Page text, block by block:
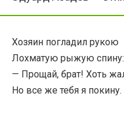
Хозяин погладил рукою
Лохматую рыжую спину:
— Прощай, брат! Хоть
Но все же тебя я покину.